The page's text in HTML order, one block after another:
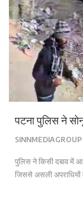
पटना पुलिस ने
SINNMEDIAGROUP
पुलिस ने किसी दबाव में
जिससे असली अपराधियों